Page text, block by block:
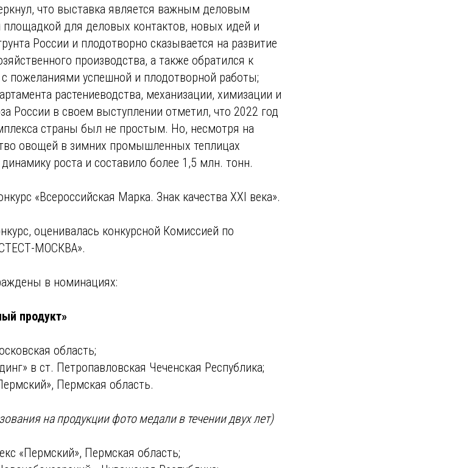
что выставка является важным деловым
для деловых контактов, новых идей и
России и плодотворно сказывается на развитие
производства, а также обратился к
пожеланиями успешной и плодотворной работы;
растениеводства, механизации, химизации и
России в своем выступлении отметил, что 2022 год
страны был не простым. Но, несмотря на
овощей в зимних промышленных теплицах
роста и составило более 1,5 млн. тонн.
«Всероссийская Марка. Знак качества ХХI века».
оценивалась конкурсной Комиссией по
МОСКВА».
в номинациях:
продукт»
область;
в ст. Петропавловская Чеченская Республика;
Пермская область.
на продукции фото медали в течении двух лет)
«Пермский», Пермская область;